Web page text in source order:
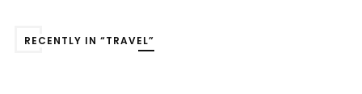
RECENTLY IN “TRAVEL”